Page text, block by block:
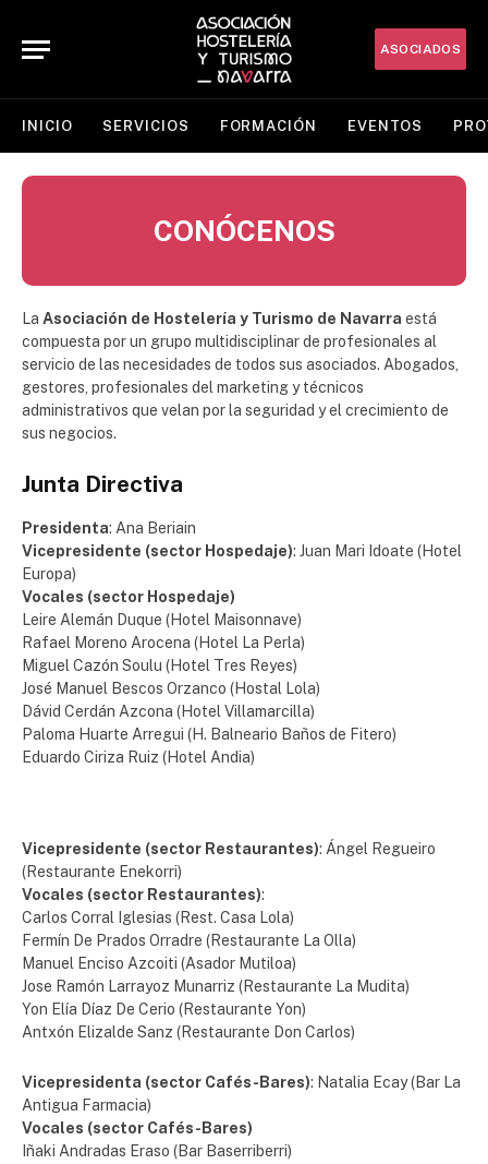
ASOCIADOS
INICIO SERVICIOS FORMACIÓN EVENTOS
CONÓCENOS
La Asociación de Hostelería y Turismo de Navarra está
compuesta por un grupo multidisciplinar de profesionales al
servicio de las necesidades de todos sus asociados. Abogados,
gestores, profesionales del marketing y técnicos
administrativos que velan por la seguridad y el crecimiento de
sus negocios.
Junta Directiva
Presidenta: Ana Beriain
Vicepresidente (sector Hospedaje): Juan Mari Idoate (Hotel
Europa)
Vocales (sector Hospedaje)
Leire Alemán Duque (Hotel Maisonnave)
Rafael Moreno Arocena (Hotel La Perla)
Miguel Cazón Soulu (Hotel Tres Reyes)
José Manuel Bescos Orzanco (Hostal Lola)
Dávid Cerdán Azcona (Hotel Villamarcilla)
Paloma Huarte Arregui (H. Balneario Baños de Fitero)
Eduardo Ciriza Ruiz (Hotel Andia)
Vicepresidente (sector Restaurantes): Ángel Regueiro
(Restaurante Enekorri)
Vocales (sector Restaurantes):
Carlos Corral Iglesias (Rest. Casa Lola)
Fermín De Prados Orradre (Restaurante La Olla)
Manuel Enciso Azcoiti (Asador Mutiloa)
Jose Ramón Larrayoz Munarriz (Restaurante La Mudita)
Yon Elía Díaz De Cerio (Restaurante Yon)
Antxón Elizalde Sanz (Restaurante Don Carlos)
Vicepresidenta (sector Cafés-Bares): Natalia Ecay (Bar La
Antigua Farmacia)
Vocales (sector Cafés-Bares)
Iñaki Andradas Eraso (Bar Baserriberri)